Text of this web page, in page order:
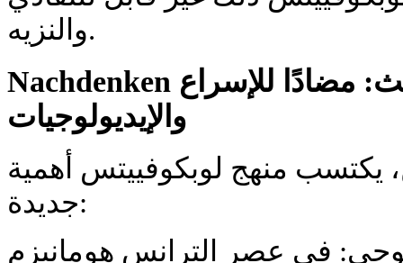
والنزيه.
Nachdenken في العالم الحديث: مضادًا للإسراع
والإيديولوجيات
يكتسب منهج لوبكوفييتس أهمية
جديدة:
في عصر الترانس هومانيزم